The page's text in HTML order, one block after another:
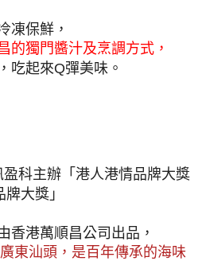
凍保鮮，
的獨門醬汁及烹調方式，
吃起來Q彈美味。
科主辦「港人港情品牌大獎
大獎」
香港萬順昌公司出品，
東汕頭，是百年傳承的海味